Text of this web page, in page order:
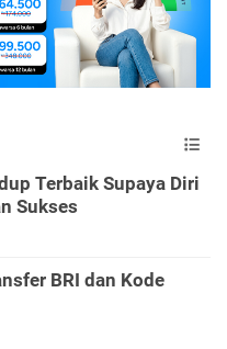
Terbaik Supaya Diri
Sukses
BRI dan Kode